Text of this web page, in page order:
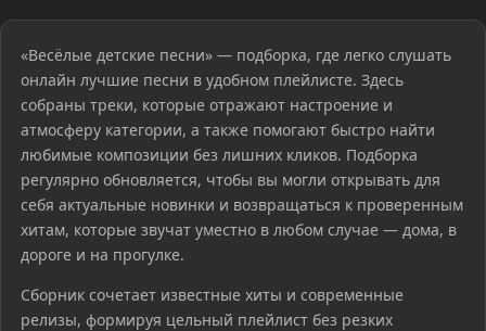
«Весёлые детские песни» — подборка, где легко слушать
онлайн лучшие песни в удобном плейлисте. Здесь
собраны треки, которые отражают настроение и
атмосферу категории, а также помогают быстро найти
любимые композиции без лишних кликов. Подборка
регулярно обновляется, чтобы вы могли открывать для
себя актуальные новинки и возвращаться к проверенным
хитам, которые звучат уместно в любом случае — дома, в
дороге и на прогулке.
Сборник сочетает известные хиты и современные
релизы, формируя цельный плейлист без резких